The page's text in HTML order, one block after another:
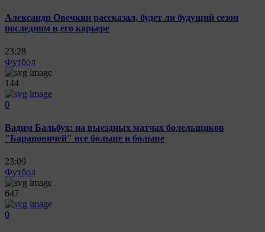
Александр Овечкин рассказал, будет ли будущий сезон
последним в его карьере
23:28
Футбол
144
0
Вадим Бальбух: на выездных матчах болельщиков
"Барановичей" все больше и больше
23:09
Футбол
647
0